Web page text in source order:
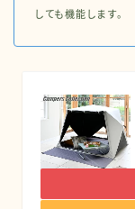
しても機能します。